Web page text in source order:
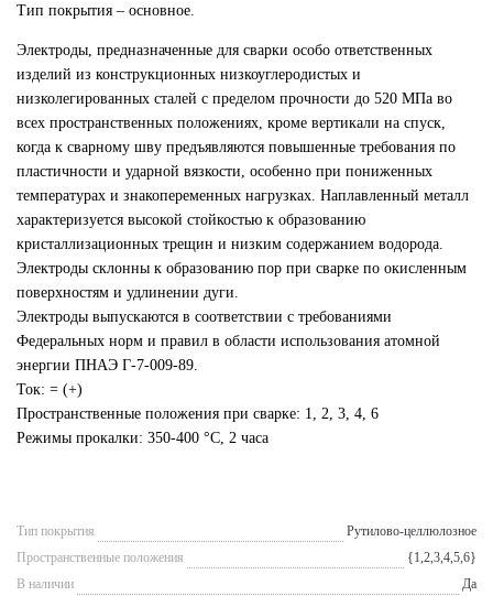
Тип покрытия – основное.
Электроды, предназначенные для сварки особо ответственных
изделий из конструкционных низкоуглеродистых и
низколегированных сталей с пределом прочности до 520 МПа во
всех пространственных положениях, кроме вертикали на спуск,
когда к сварному шву предъявляются повышенные требования по
пластичности и ударной вязкости, особенно при пониженных
температурах и знакопеременных нагрузках. Наплавленный металл
характеризуется высокой стойкостью к образованию
кристаллизационных трещин и низким содержанием водорода.
Электроды склонны к образованию пор при сварке по окисленным
поверхностям и удлинении дуги.
Электроды выпускаются в соответствии с требованиями
Федеральных норм и правил в области использования атомной
энергии ПНАЭ Г-7-009-89.
Ток: = (+)
Пространственные положения при сварке: 1, 2, 3, 4, 6
Режимы прокалки: 350-400 °С, 2 часа
Тип покрытия
Рутилово-целлюлозное
Пространственные положения
{1,2,3,4,5,6}
В наличии
Да